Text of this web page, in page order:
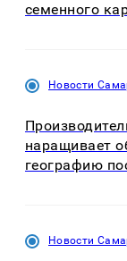
семенного
Новости
наращивает
географию
Новости